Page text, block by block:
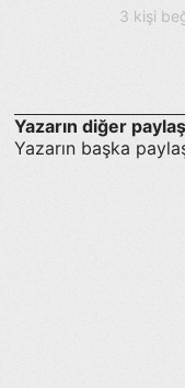
3 kişi
Yazarın diğer
Yazarın başka